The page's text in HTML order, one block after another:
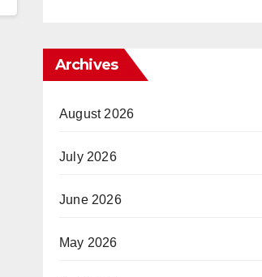
Archives
August 2026
July 2026
June 2026
May 2026